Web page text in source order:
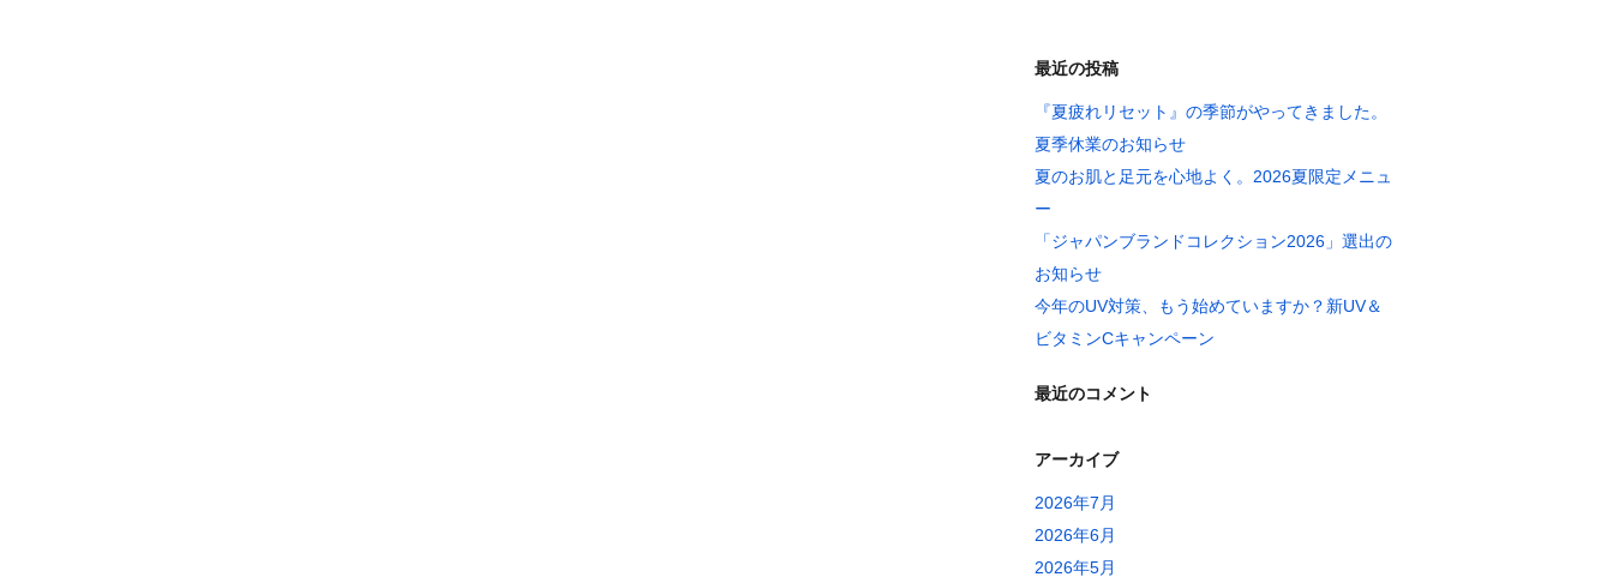
最近の投稿
『夏疲れリセット』の季節がやってきました。
夏季休業のお知らせ
夏のお肌と足元を心地よく。2026夏限定メニュ
ー
「ジャパンブランドコレクション2026」選出の
お知らせ
今年のUV対策、もう始めていますか？新UV＆
ビタミンCキャンペーン
最近のコメント
アーカイブ
2026年7月
2026年6月
2026年5月